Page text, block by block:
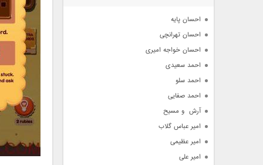
احسان پایه
احسان تهرانچی
احسان خواجه امیری
احمد سعیدی
احمد سلو
احمد صفایی
آرش  و مسیح
امیر عباس گلاب
امیر عظیمی
امیر علی